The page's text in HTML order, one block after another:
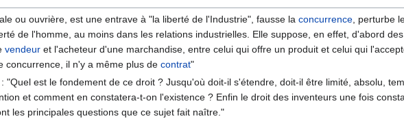
ou ouvrière, est une entrave à "la liberté de l'Industrie", fausse laconcurrence, perturbe
de l'homme, au moins dans les relations industrielles. Elle suppose, en effet, d'abord
vendeur et l'acheteur d'une marchandise, entre celui qui offre un produit et celui qui
concurrence, il n'y a même plus decontrat"
"Quel est le fondement de ce droit ? Jusqu'où doit-il s'étendre, doit-il être limité, absolu,
et comment en constatera-t-on l'existence ? Enfin le droit des inventeurs une fois
les principales questions que ce sujet fait naître."